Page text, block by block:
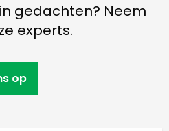
gedachten? Neem
experts.
op